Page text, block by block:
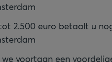
2.500 euro betaalt u
voortaan een